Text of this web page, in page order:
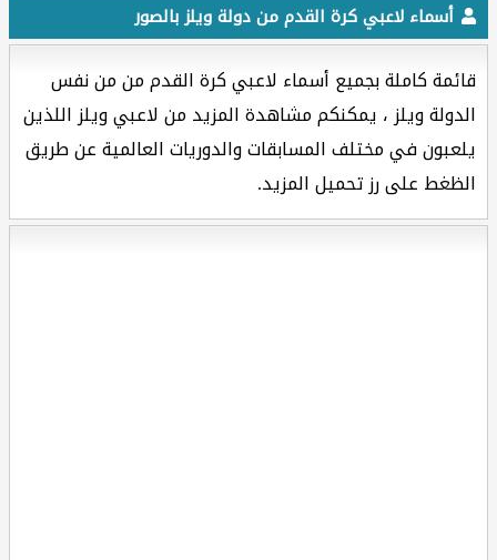
أسماء لاعبي كرة القدم من دولة ويلز بالصور
قائمة كاملة بجميع أسماء لاعبي كرة القدم من من نفس
الدولة ويلز ، يمكنكم مشاهدة المزيد من لاعبي ويلز اللذين
يلعبون في مختلف المسابقات والدوريات العالمية عن طريق
الظغط على رز تحميل المزيد.